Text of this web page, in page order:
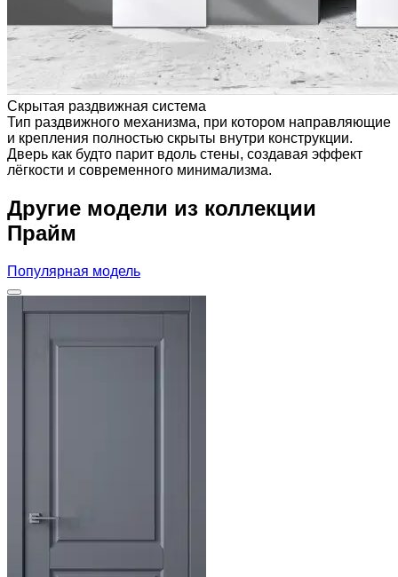
Скрытая раздвижная система
Тип раздвижного механизма, при котором направляющие
и крепления полностью скрыты внутри конструкции.
Дверь как будто парит вдоль стены, создавая эффект
лёгкости и современного минимализма.
Другие модели из коллекции
Прайм
Популярная модель